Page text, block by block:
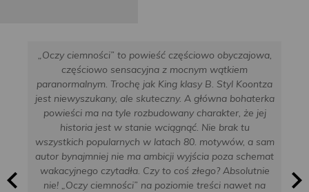
„Oczy ciemności” to powieść częściowo obyczajowa,
częściowo sensacyjna z mocnym wątkiem
paranormalnym. Trochę jak King klasy B. Styl Koontza
jest niewyszukany, ale skuteczny. A główna bohaterka
powieści ma na tyle rozbudowany charakter, że jej
historia jest w stanie wciągnąć. Nie brak tu
wszystkich popularnych w latach 80. motywów, a sam
autor bynajmniej nie ma ambicji wyjścia poza schemat
wakacyjnego czytadła. Czy to coś złego? Absolutnie
nie! „Oczy ciemności” na poziomie treści nawet na